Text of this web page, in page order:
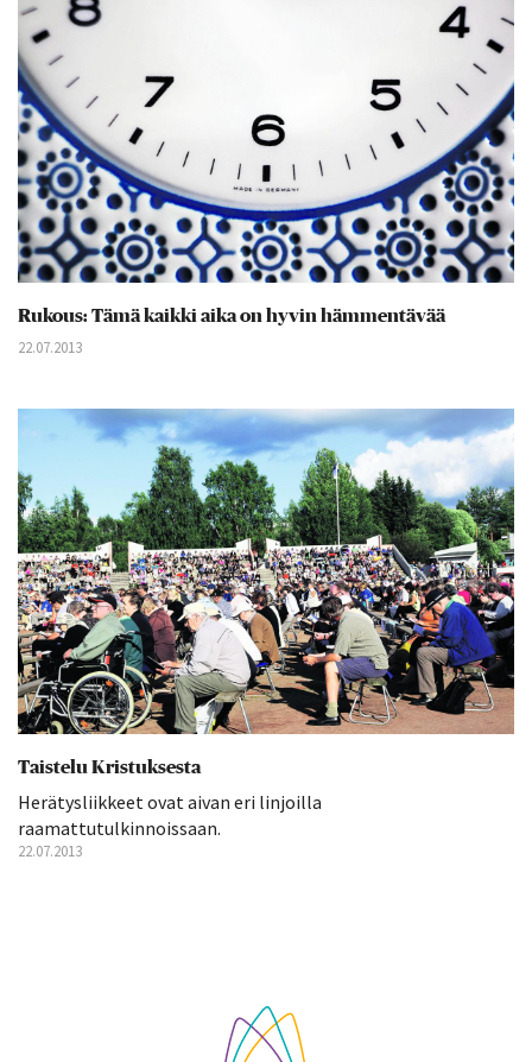
Rukous: Tämä kaikki aika on hyvin hämmentävää
22.07.2013
Taistelu Kristuksesta
Herätysliikkeet ovat aivan eri linjoilla
raamattutulkinnoissaan.
22.07.2013